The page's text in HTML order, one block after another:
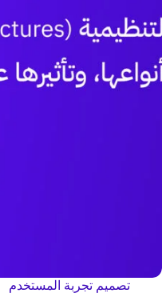
تصميم تجربة المستخدم